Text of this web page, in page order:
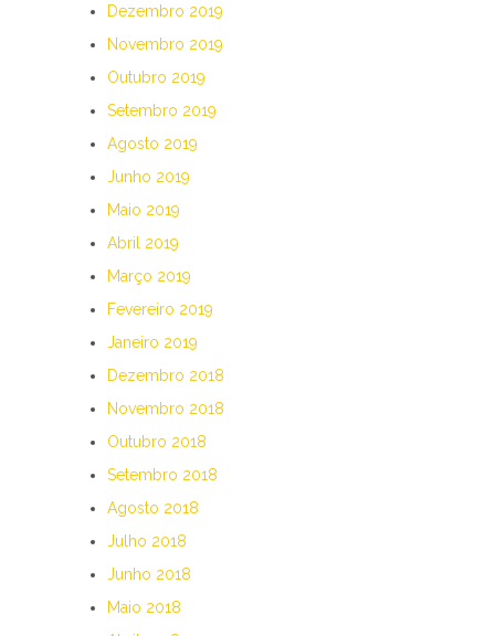
Dezembro 2019
Novembro 2019
Outubro 2019
Setembro 2019
Agosto 2019
Junho 2019
Maio 2019
Abril 2019
Março 2019
Fevereiro 2019
Janeiro 2019
Dezembro 2018
Novembro 2018
Outubro 2018
Setembro 2018
Agosto 2018
Julho 2018
Junho 2018
Maio 2018